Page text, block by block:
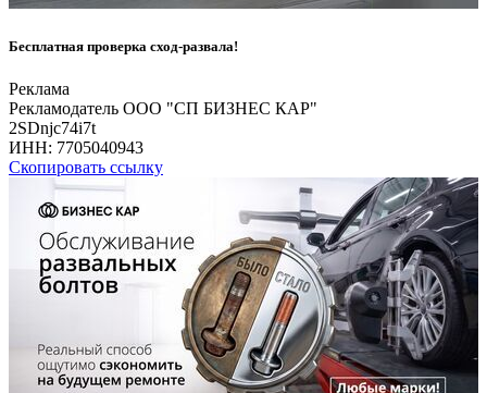
Бесплатная проверка сход-развала!
Реклама
Рекламодатель ООО "СП БИЗНЕС КАР"
2SDnjc74i7t
ИНН: 7705040943
Скопировать ссылку